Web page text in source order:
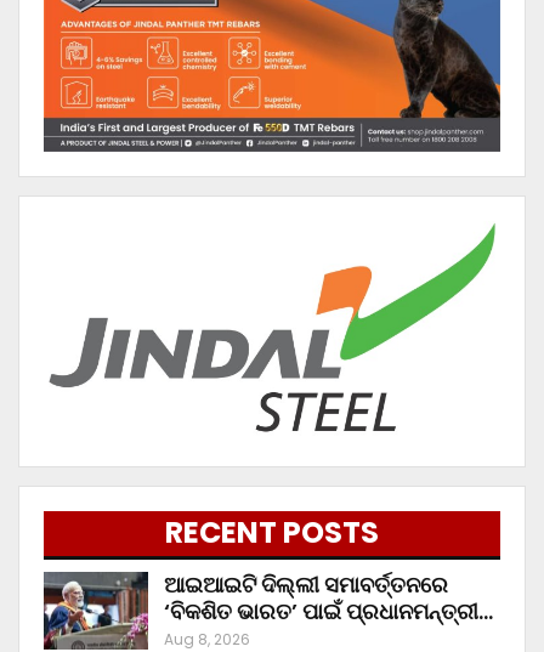
RECENT POSTS
ଆଇଆଇଟି ଦିଲ୍ଲୀ ସମାବର୍ତ୍ତନରେ
‘ବିକଶିତ ଭାରତ’ ପାଇଁ ପ୍ରଧାନମନ୍ତ୍ରୀ…
Aug 8, 2026